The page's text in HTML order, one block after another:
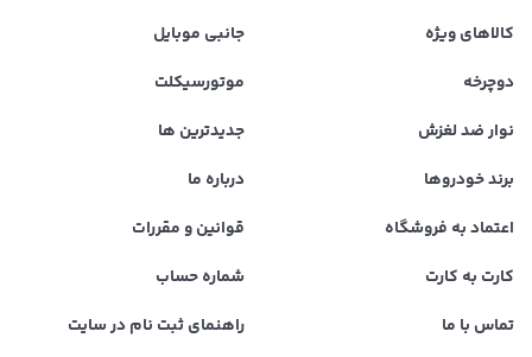
کالاهای ویژه
جانبی موبایل
دوچرخه
موتورسیکلت
نوار ضد لغزش
جدیدترین ها
برند خودروها
درباره ما
اعتماد به فروشگاه
قوانین و مقررات
کارت به کارت
شماره حساب
تماس با ما
راهنمای ثبت نام در سایت